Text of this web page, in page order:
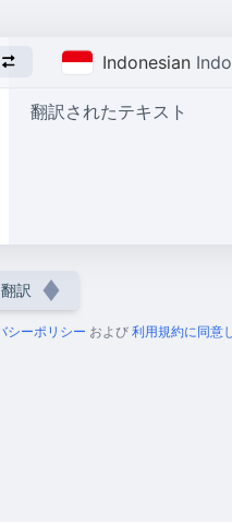
Indonesian
翻訳されたテキスト
訳
シーポリシー および 利用規約に同意